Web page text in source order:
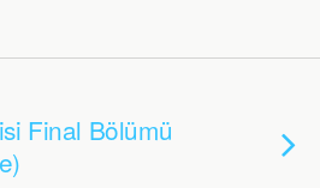
Final Bölümü